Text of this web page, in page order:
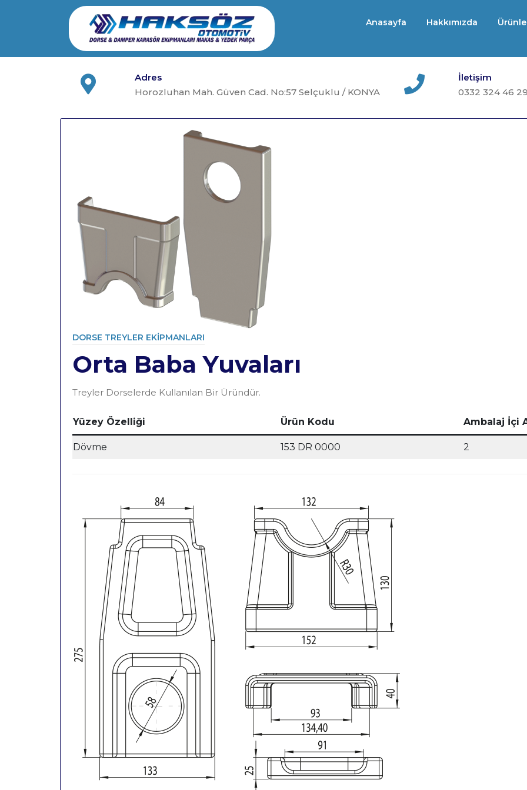
Anasayfa Hakkımızda
Adres
Horozluhan Mah. Güven Cad. No:57 Selçuklu / KONYA
İletişim
0332 324 46
DORSE TREYLER EKIPMANLARI
Category
Orta Baba Yuvaları
Treyler Dorselerde Kullanılan Bir Üründür.
Yüzey Özelliği Ürün Kodu Ambalaj İçi
Dövme 153 DR 0000 2